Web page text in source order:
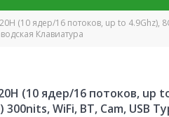
(10 ядер/16 потоков, up to 4.9Ghz),
Клавиатура
(10 ядер/16 потоков, up
WiFi, BT, Cam, USB